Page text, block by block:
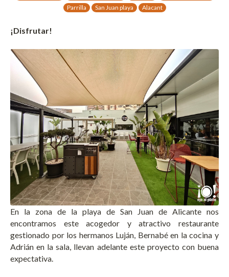
Parrilla
San Juan playa Alacant
¡Disfrutar!
En la zona de la playa de San Juan de Alicante nos
encontramos este acogedor y atractivo restaurante
gestionado por los hermanos Luján, Bernabé en la cocina y
Adrián en la sala, llevan adelante este proyecto con buena
expectativa.